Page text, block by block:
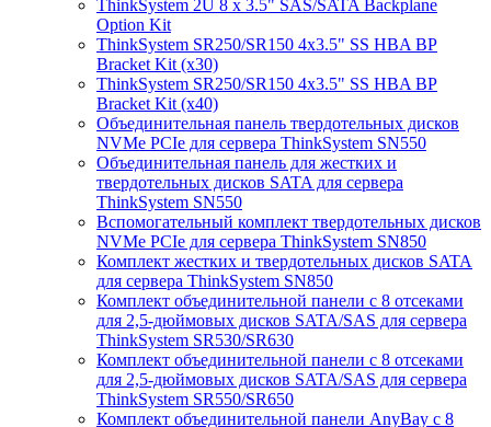
ThinkSystem 2U 8 x 3.5" SAS/SATA Backplane
Option Kit
ThinkSystem SR250/SR150 4x3.5" SS HBA BP
Bracket Kit (x30)
ThinkSystem SR250/SR150 4x3.5" SS HBA BP
Bracket Kit (x40)
Объединительная панель твердотельных дисков
NVMe PCIe для сервера ThinkSystem SN550
Объединительная панель для жестких и
твердотельных дисков SATA для сервера
ThinkSystem SN550
Вспомогательный комплект твердотельных дисков
NVMe PCIe для сервера ThinkSystem SN850
Комплект жестких и твердотельных дисков SATA
для сервера ThinkSystem SN850
Комплект объединительной панели с 8 отсеками
для 2,5-дюймовых дисков SATA/SAS для сервера
ThinkSystem SR530/SR630
Комплект объединительной панели с 8 отсеками
для 2,5-дюймовых дисков SATA/SAS для сервера
ThinkSystem SR550/SR650
Комплект объединительной панели AnyBay с 8